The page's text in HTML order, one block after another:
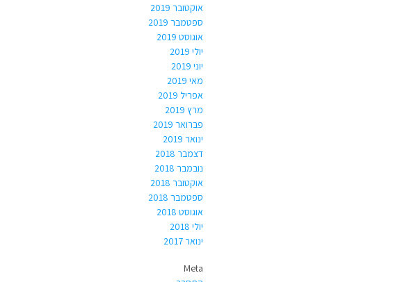
אוקטובר 2019
ספטמבר 2019
אוגוסט 2019
יולי 2019
יוני 2019
מאי 2019
אפריל 2019
מרץ 2019
פברואר 2019
ינואר 2019
דצמבר 2018
נובמבר 2018
אוקטובר 2018
ספטמבר 2018
אוגוסט 2018
יולי 2018
ינואר 2017
Meta